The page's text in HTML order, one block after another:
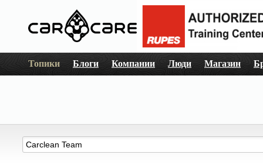
Топики Блоги Компании Люди Магазин